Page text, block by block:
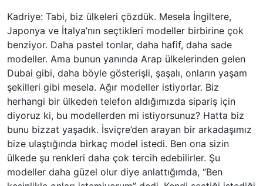
Kadriye: Tabi, biz ülkeleri çözdük. Mesela İngiltere,
Japonya ve İtalya’nın seçtikleri modeller birbirine çok
benziyor. Daha pastel tonlar, daha hafif, daha sade
modeller. Ama bunun yanında Arap ülkelerinden gelen
Dubai gibi, daha böyle gösterişli, şaşalı, onların yaşam
şekilleri gibi mesela. Ağır modeller istiyorlar. Biz
herhangi bir ülkeden telefon aldığımızda sipariş için
diyoruz ki, bu modellerden mi istiyorsunuz? Hatta biz
bunu bizzat yaşadık. İsviçre’den arayan bir arkadaşımız
bize ulaştığında birkaç model istedi. Ben ona sizin
ülkede şu renkleri daha çok tercih edebilirler. Şu
modeller daha güzel olur diye anlattığımda, “Ben